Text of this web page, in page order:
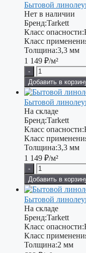
Бытовой
Нет в наличии
Бренд:Tarkett
Класс опасности:
Класс
Толщина:3,3 мм
1 149 ₽/м²
-
Добавить в
Бытовой
На складе
Бренд:Tarkett
Класс опасности:
Класс
Толщина:3,3 мм
1 149 ₽/м²
-
Добавить в
Бытовой
На складе
Бренд:Tarkett
Класс опасности:
Класс
Толщина:2 мм